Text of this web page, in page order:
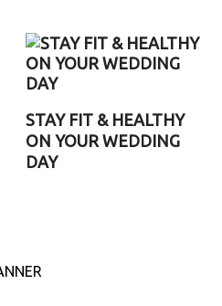
STAY FIT & HEALTHY
ON YOUR WEDDING
DAY